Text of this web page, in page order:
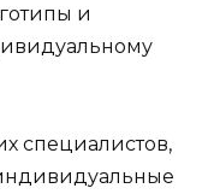
и
специалистов,